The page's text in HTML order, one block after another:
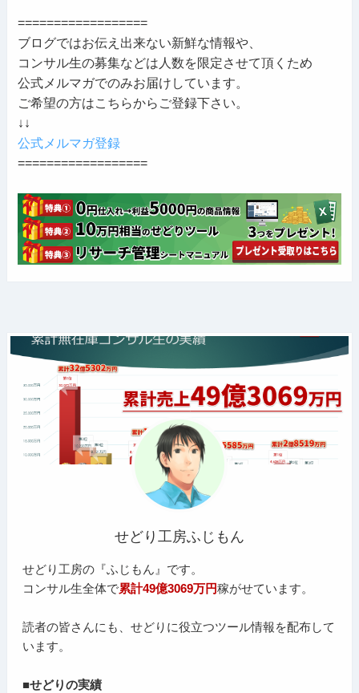
==================
ブログではお伝え出来ない新鮮な情報や、
コンサル生の募集などは人数を限定させて頂くため
公式メルマガでのみお届けしています。
ご希望の方はこちらからご登録下さい。
↓↓
公式メルマガ登録
==================
せどり工房ふじもん
せどり工房の『ふじもん』です。
コンサル生全体で累計49億3069万円稼がせています。
読者の皆さんにも、せどりに役立つツール情報を配布して
います。
■せどりの実績